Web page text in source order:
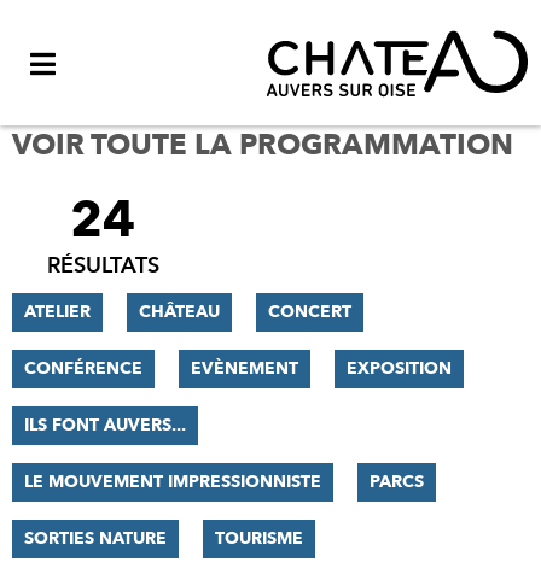
VOIR TOUTE LA PROGRAMMATION
FILTRER
RÉSULTATS
24
RÉSULTATS
ATELIER CHÂTEAU CONCERT
CONFÉRENCE EVÈNEMENT EXPOSITION
ILS FONT AUVERS...
LE MOUVEMENT IMPRESSIONNISTE PARCS
SORTIES NATURE TOURISME